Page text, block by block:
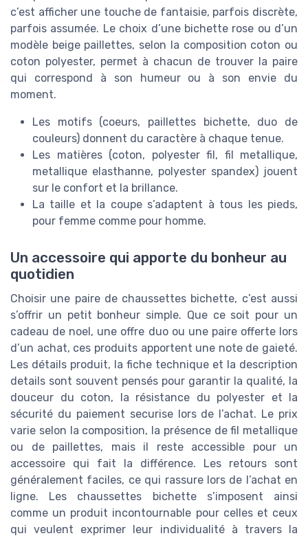
c’est afficher une touche de fantaisie, parfois discrète,
parfois assumée. Le choix d’une bichette rose ou d’un
modèle beige paillettes, selon la composition coton ou
coton polyester, permet à chacun de trouver la paire
qui correspond à son humeur ou à son envie du
moment.
Les motifs (coeurs, paillettes bichette, duo de
couleurs) donnent du caractère à chaque tenue.
Les matières (coton, polyester fil, fil metallique,
metallique elasthanne, polyester spandex) jouent
sur le confort et la brillance.
La taille et la coupe s’adaptent à tous les pieds,
pour femme comme pour homme.
Un accessoire qui apporte du bonheur au
quotidien
Choisir une paire de chaussettes bichette, c’est aussi
s’offrir un petit bonheur simple. Que ce soit pour un
cadeau de noel, une offre duo ou une paire offerte lors
d’un achat, ces produits apportent une note de gaieté.
Les détails produit, la fiche technique et la description
details sont souvent pensés pour garantir la qualité, la
douceur du coton, la résistance du polyester et la
sécurité du paiement securise lors de l’achat. Le prix
varie selon la composition, la présence de fil metallique
ou de paillettes, mais il reste accessible pour un
accessoire qui fait la différence. Les retours sont
généralement faciles, ce qui rassure lors de l’achat en
ligne. Les chaussettes bichette s’imposent ainsi
comme un produit incontournable pour celles et ceux
qui veulent exprimer leur individualité à travers la